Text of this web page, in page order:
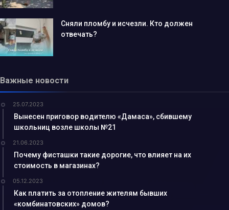
Сняли пломбу и исчезли. Кто должен
отвечать?
Важные новости
25.07.2023
Вынесен приговор водителю «Дамаса», сбившему
школьниц возле школы №21
21.06.2023
Почему фисташки такие дорогие, что влияет на их
стоимость в магазинах?
05.12.2023
Как платить за отопление жителям бывших
«комбинатовских» домов?